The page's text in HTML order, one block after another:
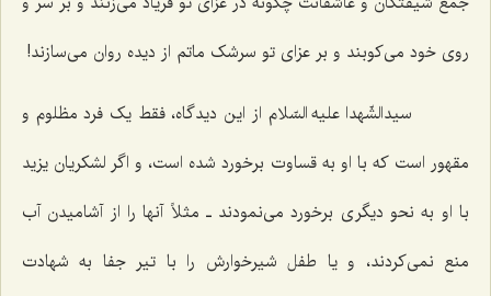
روی خود می‌کوبند و بر عزای تو سرشک ماتم از دیده روان می‌سازند!
سیدالشّهدا علیه السّلام از این دیدگاه، فقط یک فرد مظلوم و
مقهور است که با او به قساوت برخورد شده است، و اگر لشکریان یزید
با او به نحو دیگری برخورد می‌نمودند ـ مثلاً آنها را از آشامیدن آب
منع نمی‌کردند، و یا طفل شیرخوارش را با تیر جفا به شهادت